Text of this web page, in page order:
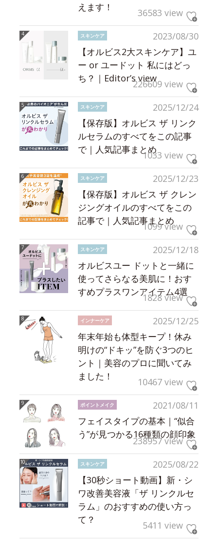
えます！
36583 view
2023/08/30
スキンケア
【オルビス2大スキンケア】ユ
ー or ユードット 私にはどっ
ち？｜Editor’s view226609 view
2025/12/24
スキンケア
【保存版】オルビス ザ リンク
ルセラムのすべてをこの記事
で｜人気記事まとめ1033 view
2025/12/23
スキンケア
【保存版】オルビス ザ クレン
ジングオイルのすべてをこの
記事で｜人気記事まとめ
1099 view
2025/12/18
スキンケア
オルビスユー ドットと一緒に
使ってさらなる美肌に！おす
すめプラスワンアイテム4選
1828 view
2025/12/25
インナーケア
年末年始も体型キープ！休み
明けの“ドキッ”を防ぐ3つのヒ
ント｜美容のプロに聞いてみ
ました！
10467 view
2021/08/11
ポイントメイク
フェイスタイプの基本｜“似合
う”が見つかる16種類の顔印象
238957 view
2025/08/22
スキンケア
【30秒ショート動画】新・シ
ワ改善美容液「ザ リンクルセ
ラム」のおすすめの使い方っ
て？
5411 view